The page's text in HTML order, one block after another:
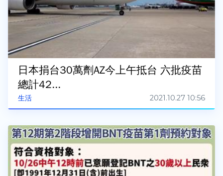
生活
日本捐台30萬劑AZ今上午抵台 六批疫苗
總計42...
2021.10.27 10:56